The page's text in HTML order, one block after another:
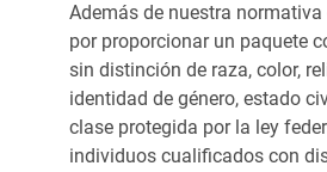
Además de nuestra
por proporcionar un paquete
sin distinción de raza, color,
identidad de género, estado
clase protegida por la ley
individuos cualificados con